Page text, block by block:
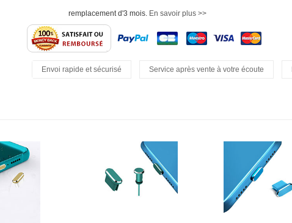
remplacement d'3 mois. En savoir plus >>
Envoi rapide et sécurisé Service après vente à votre écoute